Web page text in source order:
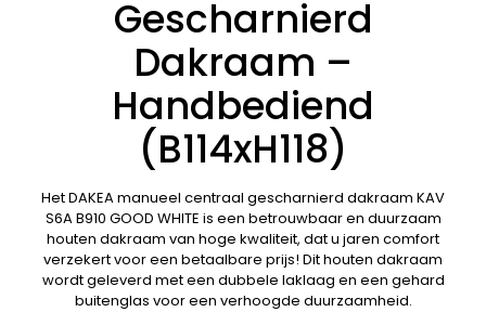
Gescharnierd
Dakraam –
Handbediend
(B114xH118)
Het DAKEA manueel centraal gescharnierd dakraam KAV
S6A B910 GOOD WHITE is een betrouwbaar en duurzaam
houten dakraam van hoge kwaliteit, dat u jaren comfort
verzekert voor een betaalbare prijs! Dit houten dakraam
wordt geleverd met een dubbele laklaag en een gehard
buitenglas voor een verhoogde duurzaamheid.